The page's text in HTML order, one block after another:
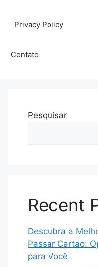
Privacy Policy
Contato
Pesquisar
Recent
Descubra a
Passar Cartao:
para Você